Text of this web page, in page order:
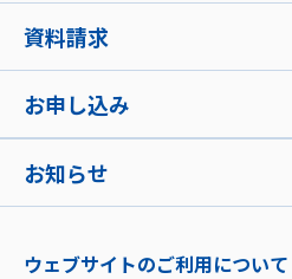
お知らせ
資料請求
お申し込み
ウェブサイトのご利用について